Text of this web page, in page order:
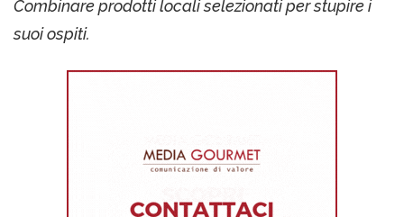
Combinare prodotti locali selezionati per stupire i
suoi ospiti.